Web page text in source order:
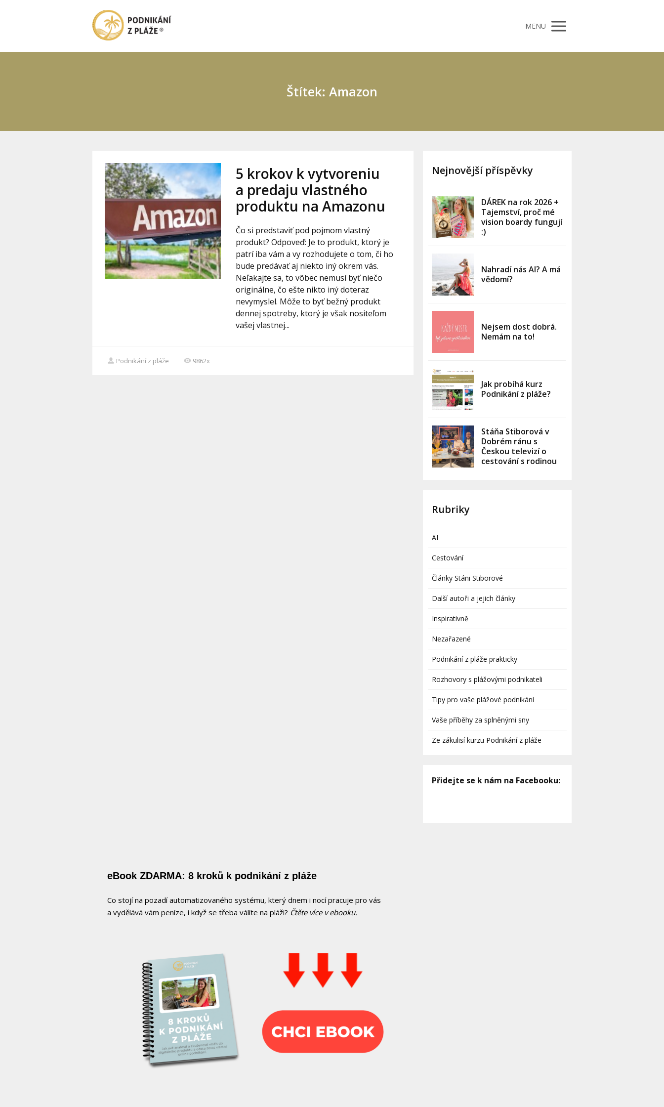
MENU
Štítek: Amazon
5 krokov k vytvoreniu
a predaju vlastného
produktu na Amazonu
Čo si predstaviť pod pojmom vlastný
produkt? Odpoveď: Je to produkt, ktorý je
patrí iba vám a vy rozhodujete o tom, či ho
bude predávať aj niekto iný okrem vás.
Neľakajte sa, to vôbec nemusí byť niečo
originálne, čo ešte nikto iný doteraz
nevymyslel. Môže to byť bežný produkt
dennej spotreby, ktorý je však nositeľom
vašej vlastnej...
Podnikání z pláže 9862x
Nejnovější příspěvky
DÁREK na rok 2026 +
Tajemství, proč mé
vision boardy fungují
:)
Nahradí nás AI? A má
vědomí?
Nejsem dost dobrá.
Nemám na to!
Jak probíhá kurz
Podnikání z pláže?
Stáňa Stiborová v
Dobrém ránu s
Českou televizí o
cestování s rodinou
Rubriky
AI
Cestování
Články Stáni Stiborové
Další autoři a jejich články
Inspirativně
Nezařazené
Podnikání z pláže prakticky
Rozhovory s plážovými podnikateli
Tipy pro vaše plážové podnikání
Vaše příběhy za splněnými sny
Ze zákulisí kurzu Podnikání z pláže
Přidejte se k nám na Facebooku:
eBook ZDARMA: 8 kroků k podnikání z pláže
Co stojí na pozadí automatizovaného systému, který dnem i nocí pracuje pro vás
a vydělává vám peníze, i když se třeba válíte na pláži? Čtěte více v ebooku.